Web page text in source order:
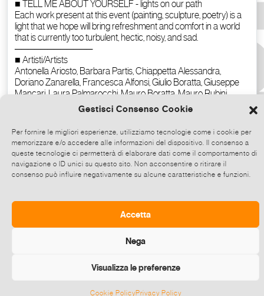
Gestisci Consenso Cookie
Per fornire le migliori esperienze, utilizziamo tecnologie come i cookie per
memorizzare e/o accedere alle informazioni del dispositivo. Il consenso a
queste tecnologie ci permetterà di elaborare dati come il comportamento di
navigazione o ID unici su questo sito. Non acconsentire o ritirare il
consenso può influire negativamente su alcune caratteristiche e funzioni.
Accetta
Nega
Visualizza le preferenze
Cookie PolicyPrivacy Policy